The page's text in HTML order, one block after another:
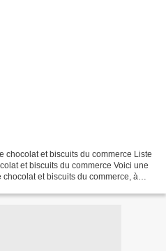
et biscuits du commerce Liste
et biscuits du commerce Voici une
et biscuits du commerce, à